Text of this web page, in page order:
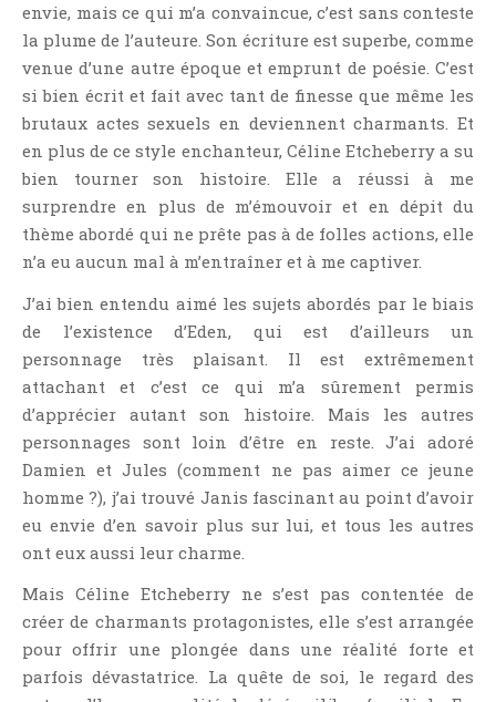
Littérature Lesbienne
Manga
Nouvelle
Paranormal
Poésie
Point Lecture
Roman
Roman D'apprentissage
Roman Noir
Romance Contemporaine
SF Et Fantasy
Surnaturel
Swaps Et Challenges
Tag
envie, mais ce qui m’a convaincue, c’est sans conteste
la plume de l’auteure. Son écriture est superbe, comme
venue d’une autre époque et emprunt de poésie. C’est
si bien écrit et fait avec tant de finesse que même les
brutaux actes sexuels en deviennent charmants. Et
en plus de ce style enchanteur, Céline Etcheberry a su
bien tourner son histoire. Elle a réussi à me
surprendre en plus de m’émouvoir et en dépit du
thème abordé qui ne prête pas à de folles actions, elle
n’a eu aucun mal à m’entraîner et à me captiver.
J’ai bien entendu aimé les sujets abordés par le biais
de l’existence d’Eden, qui est d’ailleurs un
personnage très plaisant. Il est extrêmement
attachant et c’est ce qui m’a sûrement permis
d’apprécier autant son histoire. Mais les autres
personnages sont loin d’être en reste. J’ai adoré
Damien et Jules (comment ne pas aimer ce jeune
homme ?), j’ai trouvé Janis fascinant au point d’avoir
eu envie d’en savoir plus sur lui, et tous les autres
ont eux aussi leur charme.
Mais Céline Etcheberry ne s’est pas contentée de
créer de charmants protagonistes, elle s’est arrangée
pour offrir une plongée dans une réalité forte et
parfois dévastatrice. La quête de soi, le regard des